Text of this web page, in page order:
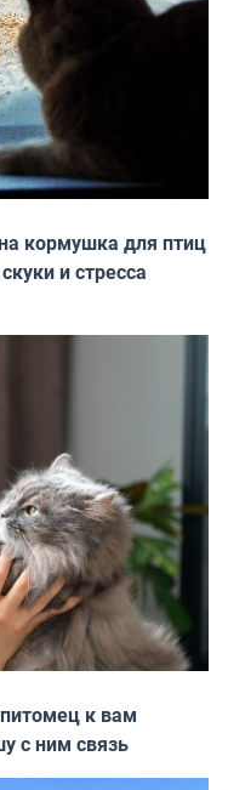
кормушка для птиц
и стресса
к вам
с ним связь